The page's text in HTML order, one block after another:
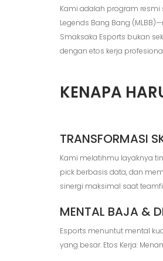
Kami adalah program
Legends Bang Bang
Smaksaka Esports bukan
dengan etos kerja
KENAPA
TRANSFORMASI
Kami melatihmu layaknya
pick berbasis data, dan
sinergi maksimal saat
MENTAL BAJA &
Esports menuntut mental
yang besar. Etos Kerja: